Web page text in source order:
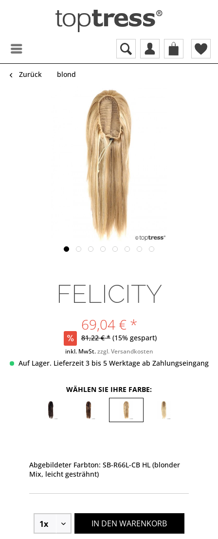
Zurück blond
FELICITY
69,04 € *
81,22 € * (15% gespart)
inkl. MwSt.zzgl. Versandkosten
Auf Lager. Lieferzeit 3 bis 5 Werktage ab Zahlungseingang
WÄHLEN SIE IHRE FARBE:
Abgebildeter Farbton: SB-R66L-CB HL (blonder
Mix, leicht gesträhnt)
IN DEN WARENKORB